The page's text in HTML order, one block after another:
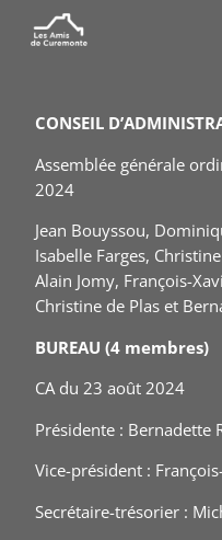
CONSEIL
Assemblée générale
2024
Jean Bouyssou,
Isabelle Farges,
Alain Jomy, François-
Christine de Plas et
BUREAU (4 membres)
CA du 23 août 2024
Présidente : Bernadette
Vice-président :
Secrétaire-trésorier :